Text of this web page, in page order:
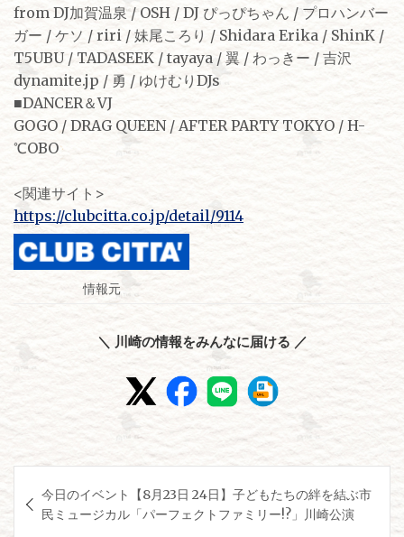
from DJ加賀温泉 / OSH / DJ ぴっぴちゃん / プロハンバー
ガー / ケソ / riri / 妹尾ころり / Shidara Erika / ShinK /
T5UBU / TADASEEK / tayaya / 翼 / わっきー / 吉沢
dynamite.jp / 勇 / ゆけむりDJs
■DANCER＆VJ
GOGO / DRAG QUEEN / AFTER PARTY TOKYO / H-
℃OBO
<関連サイト>
https://clubcitta.co.jp/detail/9114
情報元
＼ 川崎の情報をみんなに届ける ／
稿 今日のイベント【8月23日 24日】子どもたちの絆を結ぶ市
民ミュージカル「パーフェクトファミリー!?」川崎公演